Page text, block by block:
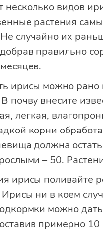
несколько видов
растения
случайно их
правильно
ирисы можно рано
почву внесите
легкая,
корни
должна
– 50.
ирисы поливайте
ни в коем
можно
примерно